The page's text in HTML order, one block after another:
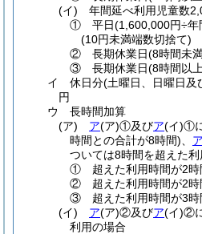
(イ)
年間延べ利用児童数
①
平日(1,600,000円÷年
(10円未満端数切捨て)
②
長期休業日(8時間未
③
長期休業日(8時間以
イ
休日分(土曜日、日曜日及
円
ウ
長時間加算
(ア)
ア(ア)①及びア(イ)①
時間との合計が8時間)
ついては8時間を超えた利
①
超えた利用時間が2
②
超えた利用時間が2
③
超えた利用時間が3
(イ)
ア(ア)②及びア(イ)②
利用の場合